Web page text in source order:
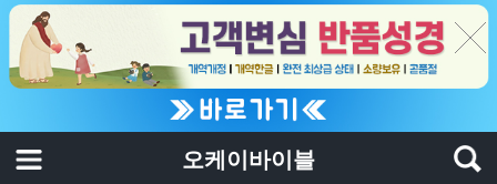
오케이바이블